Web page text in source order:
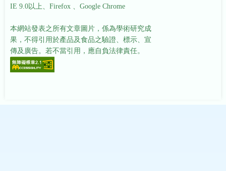
IE 9.0以上、Firefox 、Google Chrome
本網站發表之所有文章圖片，係為學術研究成
果，不得引用於產品及食品之驗證、標示、宣
傳及廣告。若不當引用，應自負法律責任。